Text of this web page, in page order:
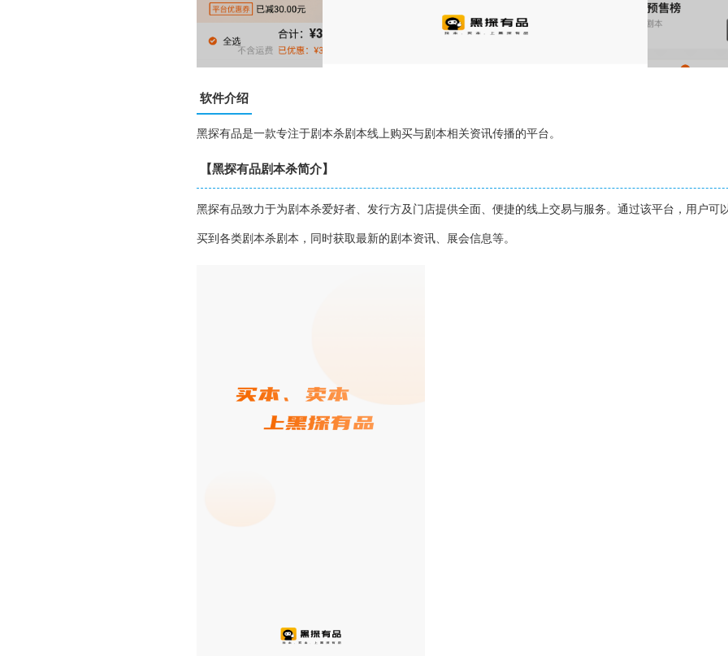
软件介绍
黑探有品是一款专注于剧本杀剧本线上购买与剧本相关资讯传播的平台。
【黑探有品剧本杀简介】
黑探有品致力于为剧本杀爱好者、发行方及门店提供全面、便捷的线上交易与服务。通过该平台，用户可
买到各类剧本杀剧本，同时获取最新的剧本资讯、展会信息等。